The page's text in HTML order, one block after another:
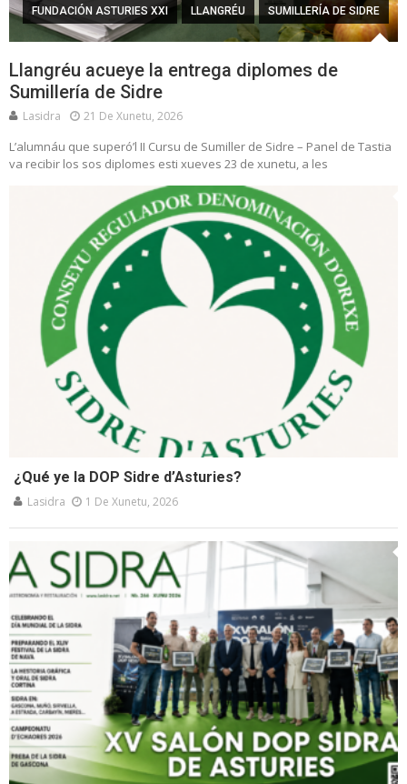
FUNDACIÓN ASTURIES XXI LLANGRÉU SUMILLERÍA DE SIDRE
Llangréu acueye la entrega diplomes de
Sumillería de Sidre
Lasidra 21 De Xunetu, 2026
L’alumnáu que superó’l II Cursu de Sumiller de Sidre – Panel de Tastia
va recibir los sos diplomes esti xueves 23 de xunetu, a les
¿Qué ye la DOP Sidre d’Asturies?
Lasidra 1 De Xunetu, 2026